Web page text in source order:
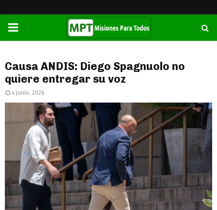
PRIMARY
Causa ANDIS: Diego Spagnuolo no
quiere entregar su voz
4 junio, 2026